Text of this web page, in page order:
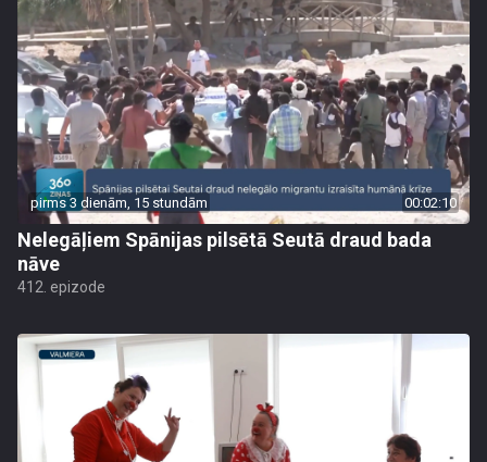
pirms 3 dienām, 15 stundām 00:02:10
Nelegāļiem Spānijas pilsētā Seutā draud bada
nāve
412. epizode